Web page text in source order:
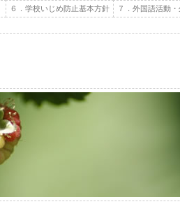
６．学校いじめ防止基本方針 ７．外国語活動